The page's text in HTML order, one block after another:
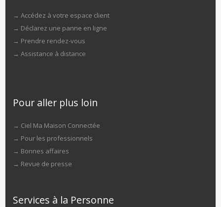
→ Accédez à votre espace client
→ Déclarez une panne en ligne
→ Prendre rendez-vous
→ Assistance à distance
Pour aller plus loin
→ Ciel Ma Maison Connectée
→ Pour les professionnels
→ Bonnes affaires
→ Revue de presse
Services à la Personne